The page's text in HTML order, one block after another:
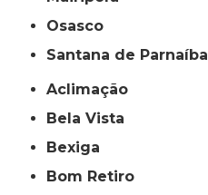
Osasco
Santana de Parnaíba
Aclimação
Bela Vista
Bexiga
Bom Retiro